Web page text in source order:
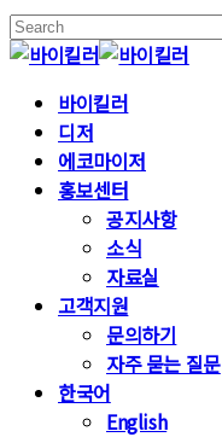
Skip
to
content
Close
Menu 바이킬러
디저
에코마이저
홍보센터
공지사항
소식
자료실
고객지원
문의하기
자주 묻는 질문
한국어
English